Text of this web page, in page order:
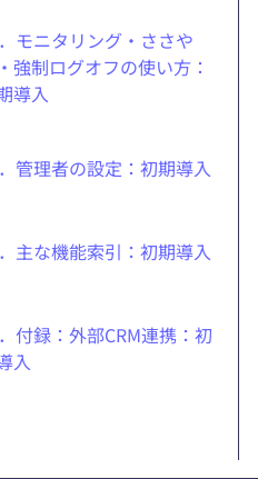
モニタリング・ささや
強制ログオフの使い方：
導入
管理者の設定：初期導入
主な機能索引：初期導入
付録：外部CRM連携：初
入